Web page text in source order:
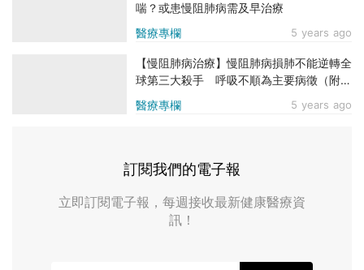
醫療專欄 5 years ago
喘？或患慢阻肺病需及早治療
醫療專欄 5 years ago
【慢阻肺病治療】慢阻肺病損肺不能逆轉全
球第三大殺手 呼吸不順為主要病徵（附治
療方法）
訂閱我們的電子報
立即訂閱電子報，每週接收最新健康醫療資
訊！